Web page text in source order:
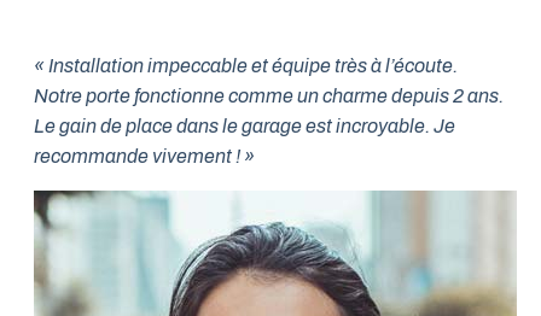
« Installation impeccable et équipe très à l’écoute.
Notre porte fonctionne comme un charme depuis 2 ans.
Le gain de place dans le garage est incroyable. Je
recommande vivement ! »